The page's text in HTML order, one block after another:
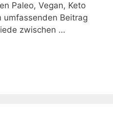
Paleo, Vegan, Keto
umfassenden Beitrag
zwischen …